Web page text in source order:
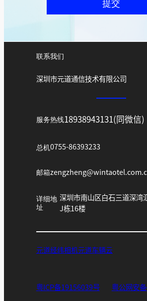
提交
联系我们
深圳市元道通信技术有限公司
服务热线18938943131(同微信)
总机0755-86393233
邮箱
详细地
址
深圳市南山区白石三道深湾
J栋16楼
元道经纬相机 元道车辆云
粤ICP备19156039号 粤公网安